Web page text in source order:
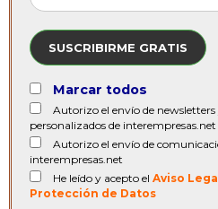
SUSCRIBIRME GRATIS
Marcar todos
Autorizo el envío de
personalizados de interempresas.net
Autorizo el envío de
interempresas.net
He leído y acepto el Aviso Legal
Protección de Datos